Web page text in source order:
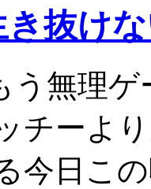
き抜け
う無理
チーよ
今日こ